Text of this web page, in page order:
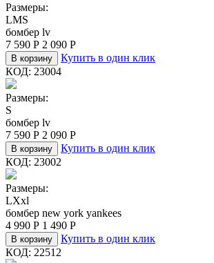
Размеры:
LMS
бомбер lv
7 590 Р 2 090 Р
В корзину
Купить в один клик
КОД: 23004
Размеры:
S
бомбер lv
7 590 Р 2 090 Р
В корзину
Купить в один клик
КОД: 23002
Размеры:
LXxl
бомбер new york yankees
4 990 Р 1 490 Р
В корзину
Купить в один клик
КОД: 22512